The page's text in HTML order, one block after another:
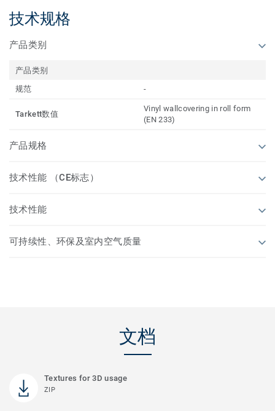
技术规格
产品类别
产品类别
规范
-
Tarkett数值
Vinyl wallcovering in roll form
(EN 233)
产品规格
技术性能 （CE标志）
技术性能
可持续性、环保及室内空气质量
文档
Textures for 3D usage
ZIP